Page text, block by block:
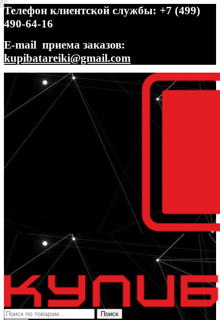
Телефон клиентской службы: +7 (499)
490-64-16
E-mail приема заказов:
kupibatareiki@gmail.com
Перейти
навигации
Перейти
содержимому
Искать:
Поиск